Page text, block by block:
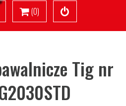
(0)
Tig nr